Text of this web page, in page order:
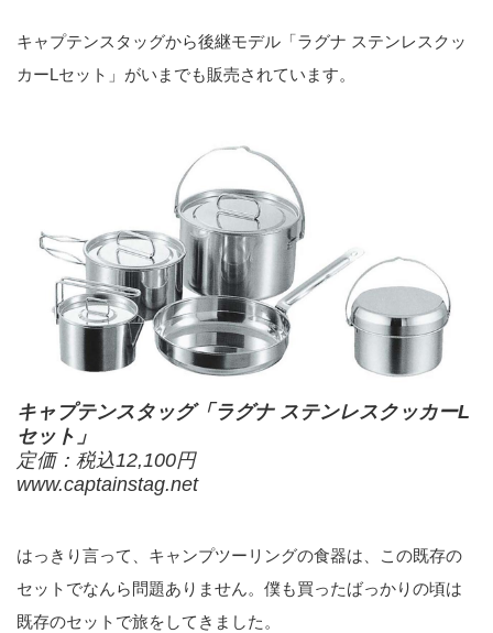
キャプテンスタッグから後継モデル「ラグナ ステンレスクッ
カーLセット」がいまでも販売されています。
キャプテンスタッグ「ラグナ ステンレスクッカーL
セット」
定価：税込12,100円
www.captainstag.net
はっきり言って、キャンプツーリングの食器は、この既存の
セットでなんら問題ありません。僕も買ったばっかりの頃は
既存のセットで旅をしてきました。